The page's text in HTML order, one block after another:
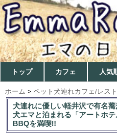
トップ カフェ 人気
ホーム > ペット犬連れカフェ/レス
犬連れに優しい軽井沢で有名
犬エマと泊まれる「アートホ
BBQを満喫!!